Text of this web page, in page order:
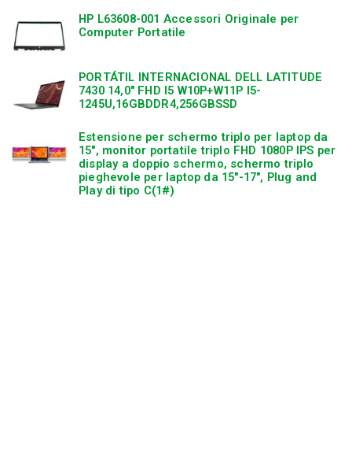
HP L63608-001 Accessori Originale per
Computer Portatile
PORTÁTIL INTERNACIONAL DELL LATITUDE
7430 14,0″ FHD I5 W10P+W11P I5-
1245U,16GBDDR4,256GBSSD
Estensione per schermo triplo per laptop da
15″, monitor portatile triplo FHD 1080P IPS per
display a doppio schermo, schermo triplo
pieghevole per laptop da 15″-17″, Plug and
Play di tipo C(1#)